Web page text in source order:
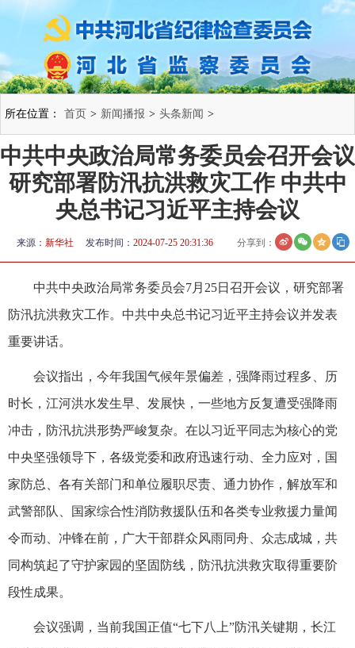
所在位置： 首页 > 新闻播报 > 头条新闻 >
中共中央政治局常务委员会召开会议
研究部署防汛抗洪救灾工作 中共中
央总书记习近平主持会议
来源： 新华社 发布时间： 2024-07-25 20:31:36 分享到：
中共中央政治局常务委员会7月25日召开会议，研究部署
防汛抗洪救灾工作。中共中央总书记习近平主持会议并发表
重要讲话。
会议指出，今年我国气候年景偏差，强降雨过程多、历
时长，江河洪水发生早、发展快，一些地方反复遭受强降雨
冲击，防汛抗洪形势严峻复杂。在以习近平同志为核心的党
中央坚强领导下，各级党委和政府迅速行动、全力应对，国
家防总、各有关部门和单位履职尽责、通力协作，解放军和
武警部队、国家综合性消防救援队伍和各类专业救援力量闻
令而动、冲锋在前，广大干部群众风雨同舟、众志成城，共
同构筑起了守护家园的坚固防线，防汛抗洪救灾取得重要阶
段性成果。
会议强调，当前我国正值“七下八上”防汛关键期，长江